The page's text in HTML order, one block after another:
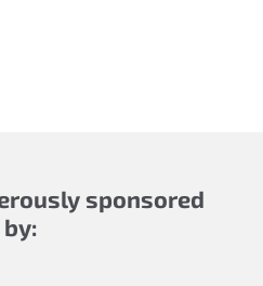
sponsored
by: